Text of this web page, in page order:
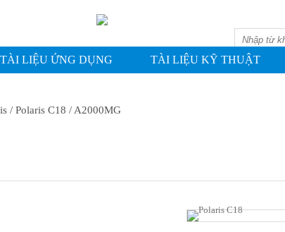
TÀI LIỆU ỨNG DỤNG TÀI LIỆU KỸ THUẬT
/ Polaris C18 / A2000MG